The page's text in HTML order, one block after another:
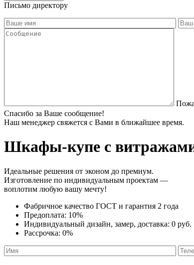
Письмо директору
Спасибо за Ваше сообщение!
Наш менеджер свяжется с Вами в ближайшее время.
Шкафы-купе с
Идеальные решения от эконом до премиум.
Изготовление по индивидуальным проектам —
воплотим любую вашу мечту!
Фабричное качество ГОСТ и гарантия 2 года
Предоплата: 10%
Индивидуальный дизайн, замер, доставка: 0 руб.
Рассрочка: 0%